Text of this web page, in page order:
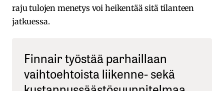
raju tulojen menetys voi heikentää sitä tilanteen
jatkuessa.
Finnair työstää parhaillaan
vaihtoehtoista liikenne- sekä